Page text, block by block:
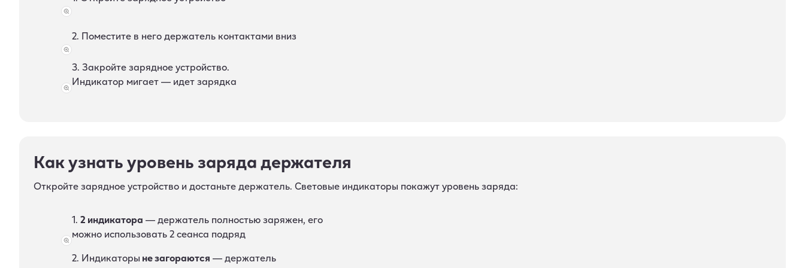
2. Поместите в него держатель контактами вниз
3. Закройте зарядное устройство.
Индикатор мигает — идет зарядка
Как узнать уровень заряда держателя
Откройте зарядное устройство и достаньте держатель. Световые индикаторы покажут уровень заряда:
1. 2 индикатора — держатель полностью заряжен, его
можно использовать 2 сеанса подряд
2. Индикаторы не загораются — держатель